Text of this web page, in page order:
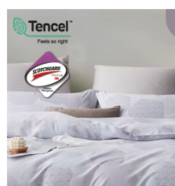
【繳款方式說明】
1.分期款項不併入電信帳單，「大哥付你
醒簡訊。
2.透過簡訊連結打開帳單後，可選擇「超
帳／街口支付／iPASS MONEY」等通路繳
【注意事項】
1.本服務係由「台灣大哥大股份有限公司
用戶於交易時，得透過本服務購買商品或
買賣價金債權讓與本公司後，依約使用本
2.基於同意付款使用「大哥付你分期」之
資料（包含姓名、電話或地址）提供予台
由本公司與您本人進行分期帳單所需資料
3.完整用戶服務條款，請詳閱以下連結：
３．安心：先確認商品／服務後，再付款
【「AFTEE先享後付」結帳流程】
１．於結帳方式選擇「AFTEE先享後付」
結帳頁面，進行簡訊認證並確認金額後，
２．訂單成立數日內，您將收到繳費通知簡
３．收到繳費通知簡訊後14天內，點擊此
ATM／網路銀行／等多元方式進行付款，
※ 請注意：結帳手續完成當下不需立刻繳
購買商品的店家。未經商家同意取消之訂
後付繳納相關費用。
※ 交易是否成功請以「AFTEE先享後付
是否繳費成功／繳費後需取消欲退款等相
客戶支援中心」
https://
每筆NT$150，滿NT$990(含以上)免運
郵局包裹
每筆NT$250